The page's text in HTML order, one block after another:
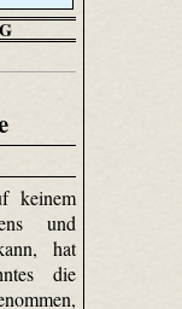
keinem
und
hat
die